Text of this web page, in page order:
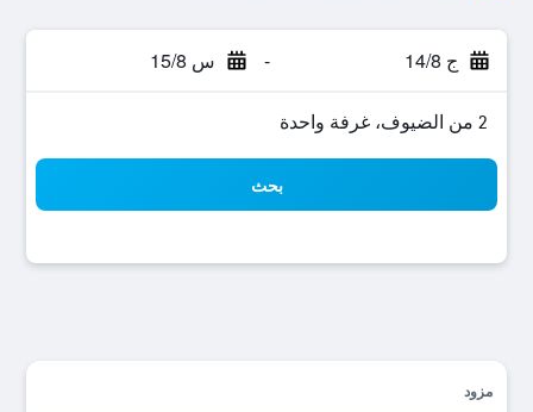
ج 14/8 - س 15/8
2 من الضيوف، غرفة واحدة
بحث
مزود